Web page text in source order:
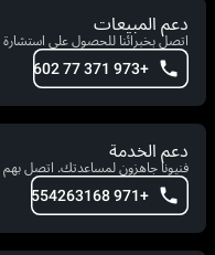
دعم المبيعات
اتصل بخبرائنا للحصول على استشارة
+973 371 77 602
دعم الخدمة
فنيونا جاهزون لمساعدتك. اتصل بهم
+971 554263168